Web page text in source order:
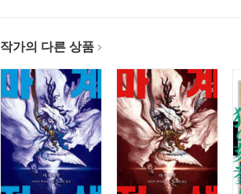
작가의 다른 상품